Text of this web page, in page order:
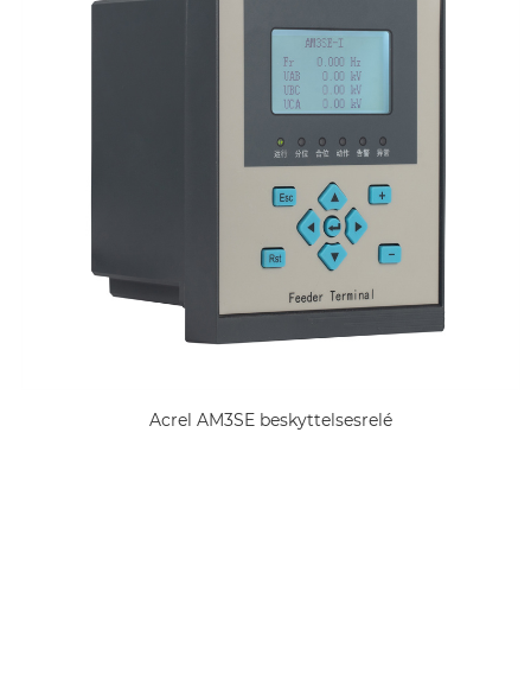
Acrel AM3SE beskyttelsesrelé